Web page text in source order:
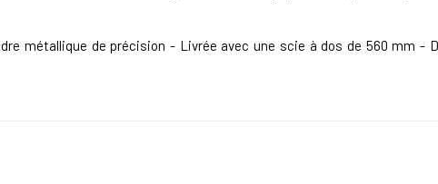
métallique de précision - Livrée avec une scie à dos de 560 mm -